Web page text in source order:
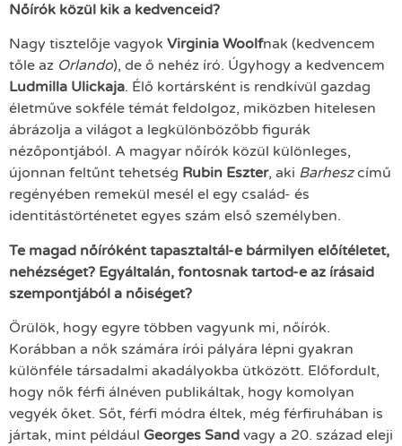
Nőírók közül kik a kedvenceid?
Nagy tisztelője vagyok Virginia Woolfnak (kedvencem
tőle az Orlando), de ő nehéz író. Úgyhogy a kedvencem
Ludmilla Ulickaja. Élő kortársként is rendkívül gazdag
életműve sokféle témát feldolgoz, miközben hitelesen
ábrázolja a világot a legkülönbözőbb figurák
nézőpontjából. A magyar nőírók közül különleges,
újonnan feltűnt tehetség Rubin Eszter, aki Barheszcímű
regényében remekül mesél el egy család- és
identitástörténetet egyes szám első személyben.
Te magad nőíróként tapasztaltál-e bármilyen előítéletet,
nehézséget? Egyáltalán, fontosnak tartod-e az írásaid
szempontjából a nőiséget?
Örülök, hogy egyre többen vagyunk mi, nőírók.
Korábban a nők számára írói pályára lépni gyakran
különféle társadalmi akadályokba ütközött. Előfordult,
hogy nők férfi álnéven publikáltak, hogy komolyan
vegyék őket. Sőt, férfi módra éltek, még férfiruhában is
jártak, mint például Georges Sand vagy a 20. század eleji